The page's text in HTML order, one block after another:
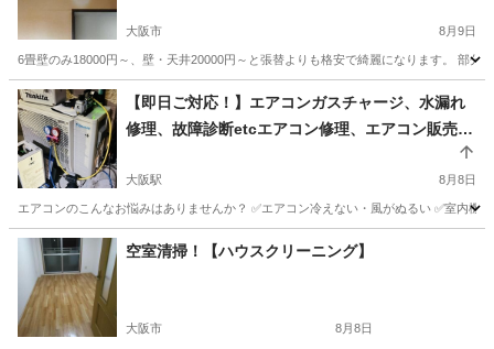
大阪市 8月9日
6畳壁のみ18000円～、壁・天井20000円～と張替よりも格安で綺麗になります。 部
大阪 大阪市 ハウスクリーニング
【即日ご対応！】エアコンガスチャージ、水漏れ
修理、故障診断etcエアコン修理、エアコン販売、
大阪駅 8月8日
エアコンのこんなお悩みはありませんか？ ✅エアコン冷えない・風がぬるい ✅室内
大阪 大阪市 大阪駅 エアコン掃除 エアコンガスチャージ
空室清掃！【ハウスクリーニング】
大阪市 8月8日